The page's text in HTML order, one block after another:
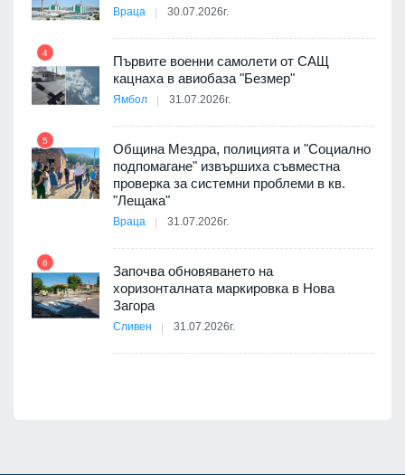
Враца 30.07.2026г.
4
Първите военни самолети от САЩ
кацнаха в авиобаза "Безмер"
Ямбол 31.07.2026г.
5
Община Мездра, полицията и "Социално
подпомагане" извършиха съвместна
проверка за системни проблеми в кв.
"Лещака"
Враца 31.07.2026г.
6
Започва обновяването на
хоризонталната маркировка в Нова
Загора
Сливен 31.07.2026г.